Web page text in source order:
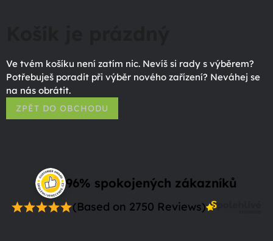
Ve tvém košíku není zatím nic. Nevíš si rady s výběrem?
Potřebuješ poradit při výběr nového zařízení? Neváhej se
na nás obrátit.
ZPĚT DO OBCHODU
96% spokojených zákazníků
(Based on 2750 Reviews)